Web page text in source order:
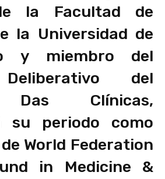
la Facultad de
la Universidad de
y miembro del
del
Das Clínicas,
su periodo como
World Federation
in Medicine &